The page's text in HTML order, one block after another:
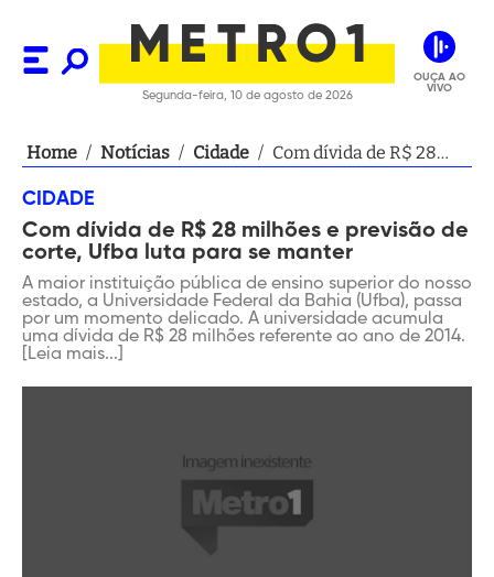
Segunda-feira, 10 de agosto de 2026
OUÇA AO
VIVO
Home / Notícias / Cidade / Com dívida de R$ 28
manter
CIDADE
Com dívida de R$ 28 milhões e previsão de
corte, Ufba luta para se manter
A maior instituição pública de ensino superior do nosso
estado, a Universidade Federal da Bahia (Ufba), passa
por um momento delicado. A universidade acumula
uma dívida de R$ 28 milhões referente ao ano de 2014.
[Leia mais...]